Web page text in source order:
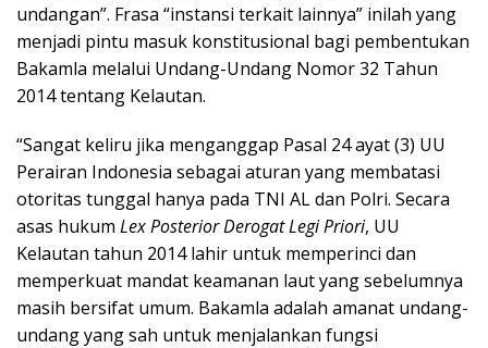
undangan”. Frasa “instansi terkait lainnya” inilah yang
menjadi pintu masuk konstitusional bagi pembentukan
Bakamla melalui Undang-Undang Nomor 32 Tahun
2014 tentang Kelautan.
“Sangat keliru jika menganggap Pasal 24 ayat (3) UU
Perairan Indonesia sebagai aturan yang membatasi
otoritas tunggal hanya pada TNI AL dan Polri. Secara
asas hukum Lex Posterior Derogat Legi Priori, UU
Kelautan tahun 2014 lahir untuk memperinci dan
memperkuat mandat keamanan laut yang sebelumnya
masih bersifat umum. Bakamla adalah amanat undang-
undang yang sah untuk menjalankan fungsi